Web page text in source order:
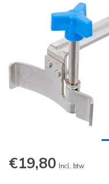
€19,80 Incl. btw